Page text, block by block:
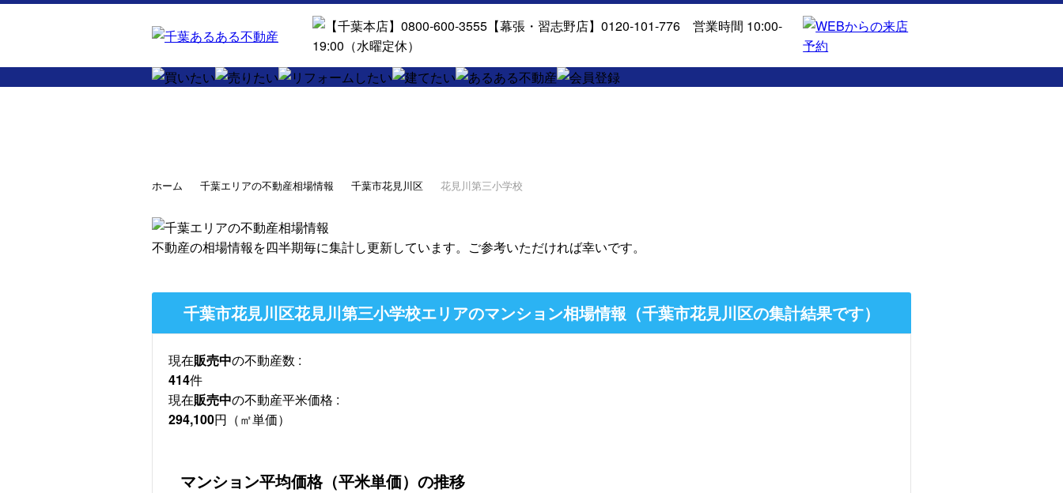
ホーム 千葉エリアの不動産相場情報 千葉市花見川区 花見川第三小学校
不動産の相場情報を四半期毎に集計し更新しています。ご参考いただければ幸いです。
千葉市花見川区花見川第三小学校エリアのマンション相場情報（千葉市花見川区の集計結果です）
現在販売中の不動産数 :
414件
現在販売中の不動産平米価格 :
294,100円（㎡単価）
マンション平均価格（平米単価）の推移